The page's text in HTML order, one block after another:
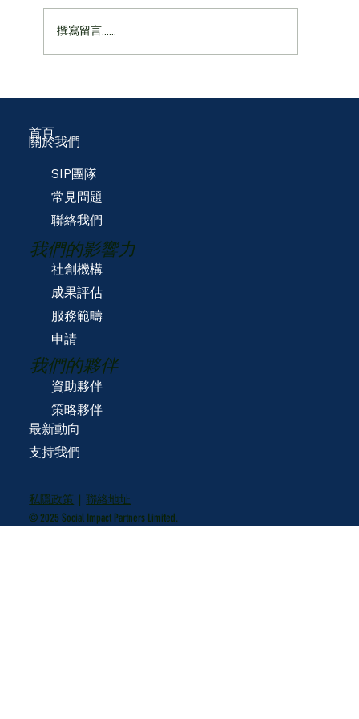
📜SIP 2026 五月通訊
撰寫留言......
私隱政策 |聯絡地址
我們的影響力
關於我們
首頁
服務範疇
成果評估
© 2025 Social Impact Partners Limited.
SIP團隊
常見問題
申請
聯絡我們
社創機構
我們的夥伴
資助夥伴
策略夥伴
最新動向
支持我們